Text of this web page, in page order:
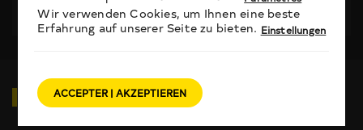
VIDÉOSEN RELATION
Wir verwenden Cookies, um Ihnen eine beste
Erfahrung auf unserer Seite zu bieten. Einstellungen
ACCEPTER | AKZEPTIEREN